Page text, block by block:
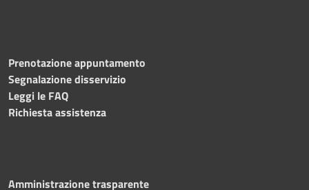
Prenotazione appuntamento
Segnalazione disservizio
Leggi le FAQ
Richiesta assistenza
Amministrazione trasparente